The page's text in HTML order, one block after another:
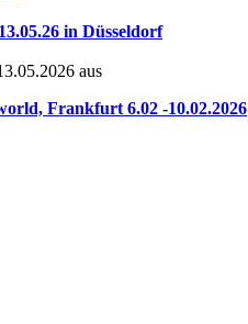
in Düsseldorf
aus
Frankfurt 6.02 -10.02.2026